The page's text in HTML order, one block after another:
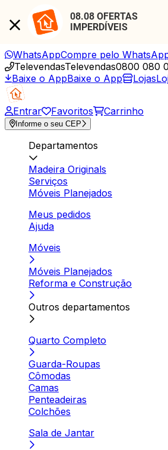
08.08 OFERTAS
IMPERDÍVEIS
WhatsAppCompre pelo
TelevendasTelevendas0800 080
Baixe o AppBaixe o App Lojas
Entrar Favoritos Carrinho
Informe o seu CEP
Departamentos
Madeira Originals
Serviços
Móveis Planejados
Meus pedidos
Ajuda
Móveis
Móveis Planejados
Reforma e Construção
Outros departamentos
Quarto Completo
Guarda-Roupas
Cômodas
Camas
Penteadeiras
Colchões
Sala de Jantar